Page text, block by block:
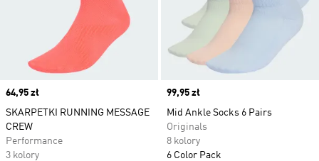
Price
64,95 zł
SKARPETKI RUNNING MESSAGE
CREW
Performance
3 kolory
Price
99,95 zł
Mid Ankle Socks 6 Pairs
Originals
8 kolory
6 Color Pack